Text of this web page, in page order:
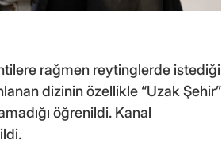
rağmen reytinglerde istediği
dizinin özellikle “Uzak Şehir”
öğrenildi. Kanal